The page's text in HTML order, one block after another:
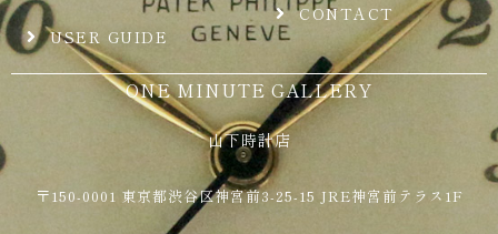
USER GUIDE
CONTACT
ONE MINUTE GALLERY
山下時計店
〒150-0001 東京都渋谷区神宮前3-25-15 JRE神宮前テラス1F